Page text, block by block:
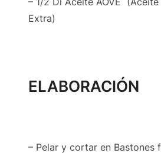
Extra)
ELABORACIÓN
– Pelar y cortar en Bastones